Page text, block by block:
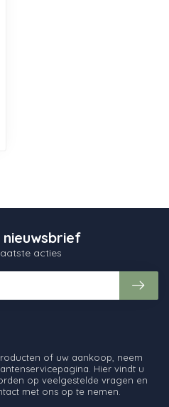
of uw aankoop, neem
Hier vindt u
op veelgestelde vragen en
met ons op te nemen.
nieuwsbrief
acties